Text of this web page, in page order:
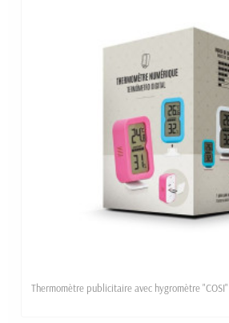
Thermomètre publicitaire avec hygromètre "COSI"